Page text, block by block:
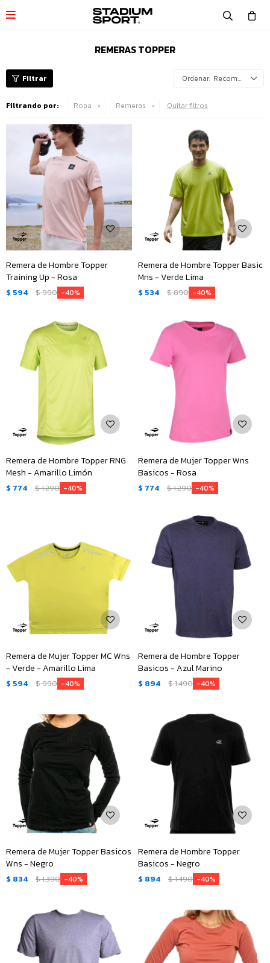

REMERAS TOPPER
Recomendados
Filtrando por: Ropa Remeras Quitar filtros
Remera de Hombre Topper
Training Up - Rosa
$ 594 $990 40
Remera de Hombre Topper Basic
Mns - Verde Lima
$ 534 $890 40
Remera de Hombre Topper RNG
Mesh - Amarillo Limón
$ 774 $1.290 40
Remera de Mujer Topper Wns
Basicos - Rosa
$ 774 $1.290 40
Remera de Mujer Topper MC Wns
- Verde - Amarillo Lima
$ 594 $990 40
Remera de Hombre Topper
Basicos - Azul Marino
$ 894 $1.490 40
Remera de Mujer Topper Basicos
Wns - Negro
$ 834 $1.390 40
Remera de Hombre Topper
Basicos - Negro
$ 894 $1.490 40